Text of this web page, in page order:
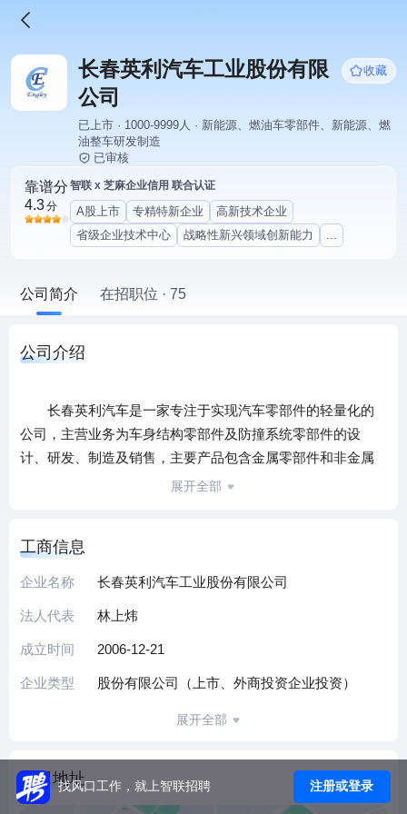
长春英利汽车工业股份有限
公司
收藏
已上市 · 1000-9999人 · 新能源、燃油车零部件、新能源、燃
油整车研发制造
已审核
靠谱分
4.3分
智联 x 芝麻企业信用 联合认证
A股上市 专精特新企业
高新技术企业
省级企业技术中心
战略性新兴领域创新能力 ...
公司简介 在招职位 · 75
公司介绍
长春英利汽车是一家专注于实现汽车零部件的轻量化的
公司，主营业务为车身结构零部件及防撞系统零部件的设
计、研发、制造及销售，主要产品包含金属零部件和非金属
零部件两大类，金属零部件包括仪表板骨架、防撞梁、门
盘、轮罩等。除汽车零部件外，公司也生产少量汽车零部件
相关的模具。公司建立了研发本部，具备了较强的产品同步
整车制造商不同阶段的开发要求。
目前，公司业务在汽车工业较为发达的吉林省、辽宁
广东省等地均有布局，已在华南、华中、华北、华东以及东
北地区建立全面的生产配套网络，公司业务布局与客户地域
一汽红旗、北京奔驰、上汽大众、上汽通用、吉利汽车、沃
尔沃亚太、华晨宝马、广汽菲克等多个知名整车制造商。
展开全部
工商信息
企业名称 长春英利汽车工业股份有限公司
法人代表 林上炜
成立时间 2006-12-21
企业类型 股份有限公司（上市、外商投资企业投资）
展开全部
公司地址找风口工作，就上智联招聘 注册或登录